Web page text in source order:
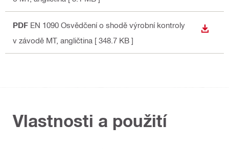
PDF EN 1090 Osvědčení o shodě výrobní kontroly
v závodě MT, angličtina [ 348.7 KB ]
Vlastnosti a použití